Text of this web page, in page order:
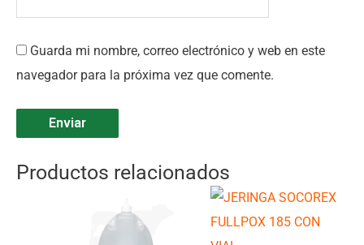
Guarda mi nombre, correo electrónico y web en este
navegador para la próxima vez que comente.
Productos relacionados